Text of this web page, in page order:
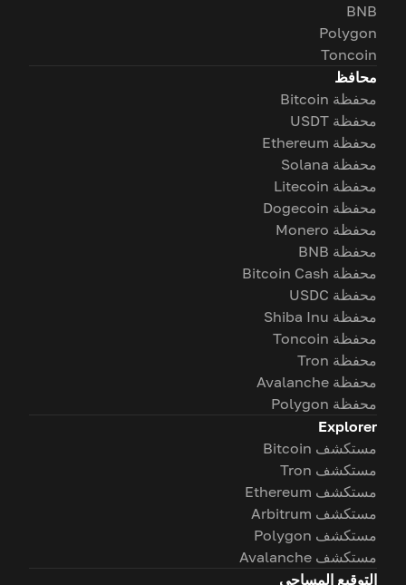
BNB
Polygon
Toncoin
محافظ
محفظة Bitcoin
محفظة USDT
محفظة Ethereum
محفظة Solana
محفظة Litecoin
محفظة Dogecoin
محفظة Monero
محفظة BNB
محفظة Bitcoin Cash
محفظة USDC
محفظة Shiba Inu
محفظة Toncoin
محفظة Tron
محفظة Avalanche
محفظة Polygon
Explorer
مستكشف Bitcoin
مستكشف Tron
مستكشف Ethereum
مستكشف Arbitrum
مستكشف Polygon
مستكشف Avalanche
التوقيع المساحي